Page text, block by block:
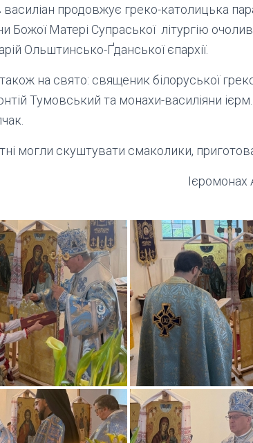
продовжує греко-католицька
Божої Матері Супраської літургію
Ольштинсько-Ґданської єпархії.
на свято: священик білоруської
Тумовський та монахи-василіяни
могли скуштувати смаколики,
Ієромонах